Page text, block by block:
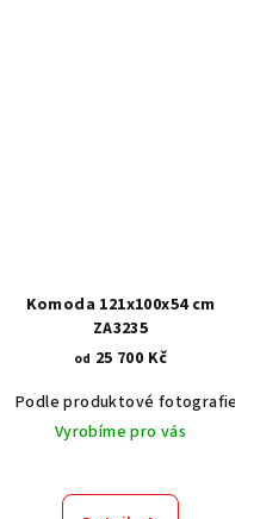
Akát vintage BT1551
Dub světlý
Komoda 121x100x54 cm
ZA3235
od 25 700 Kč
Podle produktové fotografie
Vyrobíme pro vás